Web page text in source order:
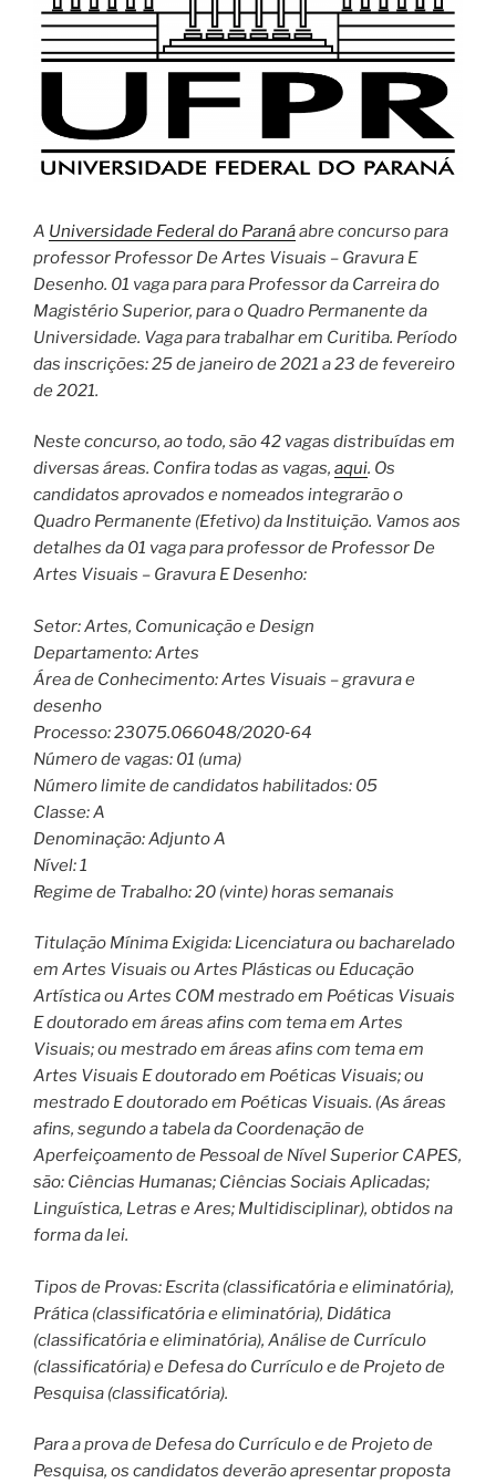
A Universidade Federal do Paranáabre concurso para
professor Professor De Artes Visuais – Gravura E
Desenho. 01 vaga para para Professor da Carreira do
Magistério Superior, para o Quadro Permanente da
Universidade. Vaga para trabalhar em Curitiba. Período
das inscrições: 25 de janeiro de 2021 a 23 de fevereiro
de 2021.
Neste concurso, ao todo, são 42 vagas distribuídas em
diversas áreas. Confira todas as vagas, aqui. Os
candidatos aprovados e nomeados integrarão o
Quadro Permanente (Efetivo) da Instituição. Vamos aos
detalhes da 01 vaga para professor de Professor De
Artes Visuais – Gravura E Desenho:
Setor: Artes, Comunicação e Design
Departamento: Artes
Área de Conhecimento: Artes Visuais – gravura e
desenho
Processo: 23075.066048/2020‐64
Número de vagas: 01 (uma)
Número limite de candidatos habilitados: 05
Classe: A
Denominação: Adjunto A
Nível: 1
Regime de Trabalho: 20 (vinte) horas semanais
Titulação Mínima Exigida: Licenciatura ou bacharelado
em Artes Visuais ou Artes Plásticas ou Educação
Artística ou Artes COM mestrado em Poéticas Visuais
E doutorado em áreas afins com tema em Artes
Visuais; ou mestrado em áreas afins com tema em
Artes Visuais E doutorado em Poéticas Visuais; ou
mestrado E doutorado em Poéticas Visuais. (As áreas
afins, segundo a tabela da Coordenação de
Aperfeiçoamento de Pessoal de Nível Superior CAPES,
são: Ciências Humanas; Ciências Sociais Aplicadas;
Linguística, Letras e Ares; Multidisciplinar), obtidos na
forma da lei.
Tipos de Provas: Escrita (classificatória e eliminatória),
Prática (classificatória e eliminatória), Didática
(classificatória e eliminatória), Análise de Currículo
(classificatória) e Defesa do Currículo e de Projeto de
Pesquisa (classificatória).
Para a prova de Defesa do Currículo e de Projeto de
Pesquisa, os candidatos deverão apresentar proposta